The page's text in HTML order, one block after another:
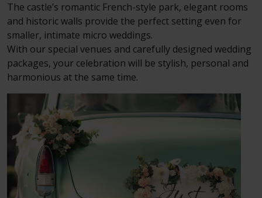
The castle’s romantic French-style park, elegant rooms
and historic walls provide the perfect setting even for
smaller, intimate micro weddings.
With our special venues and carefully designed wedding
packages, your celebration will be stylish, personal and
harmonious at the same time.